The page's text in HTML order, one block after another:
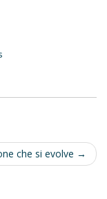
che si evolve →